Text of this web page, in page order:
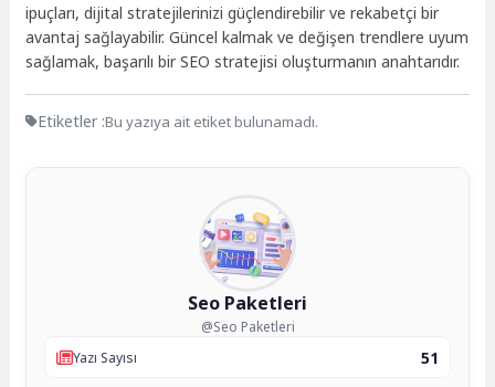
ipuçları, dijital stratejilerinizi güçlendirebilir ve rekabetçi bir
avantaj sağlayabilir. Güncel kalmak ve değişen trendlere uyum
sağlamak, başarılı bir SEO stratejisi oluşturmanın anahtarıdır.
Etiketler :Bu yazıya ait etiket bulunamadı.
Seo Paketleri
@Seo Paketleri
Yazı Sayısı
51